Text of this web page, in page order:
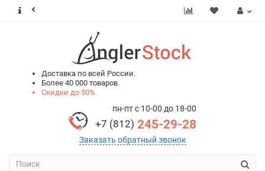
Доставка по всей России.
Более 40 000 товаров.
Скидки до 50%.
пн-пт с 10-00 до 18-00
+7 (812) 245-29-28
Заказать обратный звонок